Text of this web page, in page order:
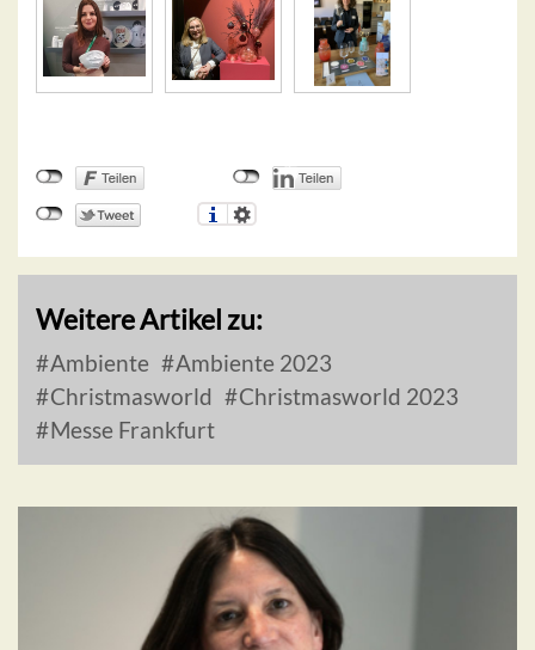
Weitere Artikel zu:
Ambiente
Ambiente 2023
Christmasworld
Christmasworld 2023
Messe Frankfurt